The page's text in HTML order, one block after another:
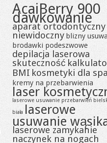
AcaiBerry 900
dawkowanie
aparat ortodontyczny
niewidoczny blizny
brodawki podeszwowe
depilacja laserowa
skuteczność
BMI kosmetyki dla
kremy na przebarwienia
laser
laserowe usuwanie przebarwień
biała laserowe
usuwanie
laserowe zamykanie
naczynek na nogach